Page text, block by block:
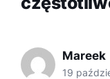
Mareek
19